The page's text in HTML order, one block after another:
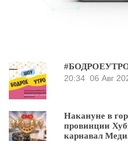
20:34 06 Авг
Накануне в
провинции
карнавал